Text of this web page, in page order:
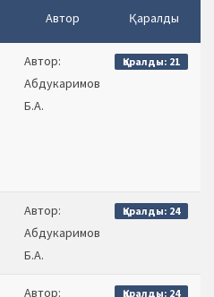
Автор Қаралды
Автор:
Абдукаримов
Б.А.
Қаралды: 21
Автор:
Абдукаримов
Б.А.
Қаралды: 24
Автор:
Қаралды: 24